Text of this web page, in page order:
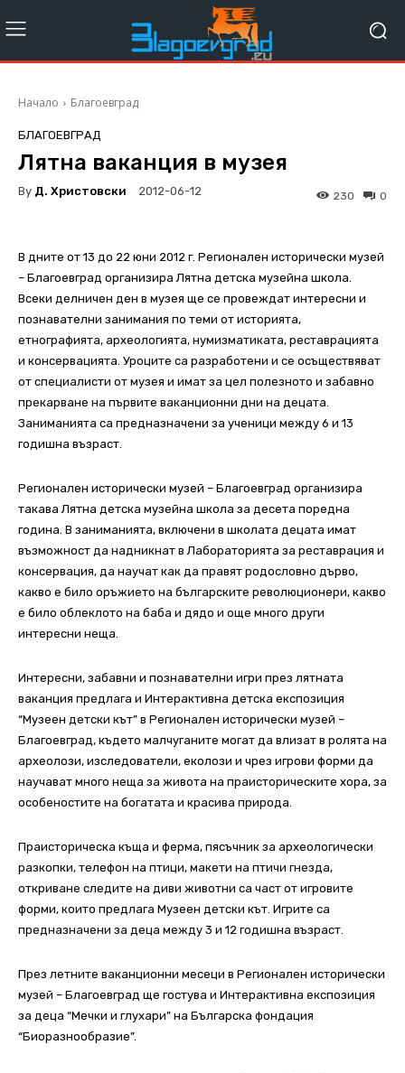
Начало Благоевград
БЛАГОЕВГРАД
Лятна ваканция в музея
By Д. Христовски 2012-06-12 0
230
В дните от 13 до 22 юни 2012 г. Регионален исторически музей
– Благоевград организира Лятна детска музейна школа.
Всеки делничен ден в музея ще се провеждат интересни и
познавателни занимания по теми от историята,
етнографията, археологията, нумизматиката, реставрацията
и консервацията. Уроците са разработени и се осъществяват
от специалисти от музея и имат за цел полезното и забавно
прекарване на първите ваканционни дни на децата.
Заниманията са предназначени за ученици между 6 и 13
годишна възраст.
Регионален исторически музей – Благоевград организира
такава Лятна детска музейна школа за десета поредна
година. В заниманията, включени в школата децата имат
възможност да надникнат в Лабораторията за реставрация и
консервация, да научат как да правят родословно дърво,
какво е било оръжието на българските революционери, какво
е било облеклото на баба и дядо и още много други
интересни неща.
Интересни, забавни и познавателни игри през лятната
ваканция предлага и Интерактивна детска експозиция
“Музеен детски кът” в Регионален исторически музей –
Благоевград, където малчуганите могат да влизат в ролята на
археолози, изследователи, еколози и чрез игрови форми да
научават много неща за живота на праисторическите хора, за
особеностите на богатата и красива природа.
Праисторическа къща и ферма, пясъчник за археологически
разкопки, телефон на птици, макети на птичи гнезда,
откриване следите на диви животни са част от игровите
форми, които предлага Музеен детски кът. Игрите са
предназначени за деца между 3 и 12 годишна възраст.
През летните ваканционни месеци в Регионален исторически
музей – Благоевград ще гостува и Интерактивна експозиция
за деца “Мечки и глухари” на Българска фондация
“Биоразнообразие”.